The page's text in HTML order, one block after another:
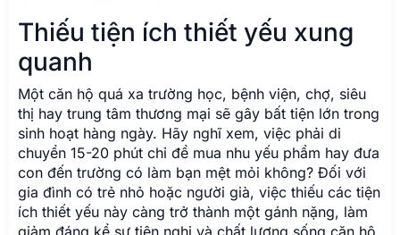
Thiếu tiện ích thiết yếu xung
quanh
Một căn hộ quá xa trường học, bệnh viện, chợ, siêu
thị hay trung tâm thương mại sẽ gây bất tiện lớn trong
sinh hoạt hàng ngày. Hãy nghĩ xem, việc phải di
chuyển 15-20 phút chỉ để mua nhu yếu phẩm hay đưa
con đến trường có làm bạn mệt mỏi không? Đối với
gia đình có trẻ nhỏ hoặc người già, việc thiếu các tiện
ích thiết yếu này càng trở thành một gánh nặng, làm
giảm đáng kể sự tiện nghi và chất lượng sống căn hộ.